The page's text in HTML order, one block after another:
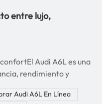
entre lujo,
Audi A6L es una
rendimiento y
diseñado para mejorar
Audi A6L En Línea